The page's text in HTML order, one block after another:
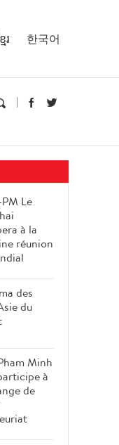
រ 한국어
Le
à la
réunion
des
du
Minh
à
de